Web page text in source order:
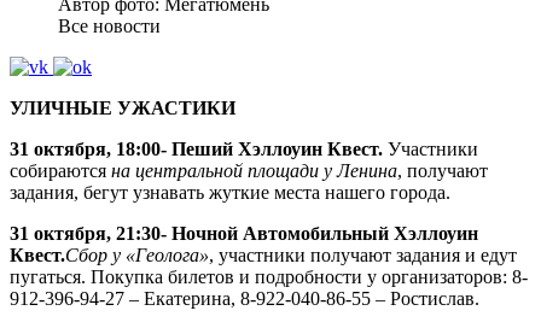
Автор фото: Мегатюмень
Все новости
УЛИЧНЫЕ УЖАСТИКИ
31 октября, 18:00- Пеший Хэллоуин Квест. Участники
собираются на центральной площади у Ленина, получают
задания, бегут узнавать жуткие места нашего города.
31 октября, 21:30- Ночной Автомобильный Хэллоуин
Квест.Сбор у «Геолога», участники получают задания и едут
пугаться. Покупка билетов и подробности у организаторов: 8-
912-396-94-27 – Екатерина, 8-922-040-86-55 – Ростислав.